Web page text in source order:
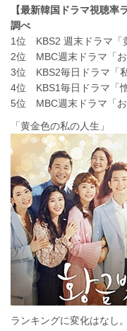
【最新韓国ドラマ視聴
調べ
1位 KBS2 週末ドラマ
2位 MBC週末ド
3位 KBS2毎日ドラ
4位 KBS1毎日ドラ
5位 MBC週末ドラマ
「黄金色の私の人生」
ランキングに変化はなし